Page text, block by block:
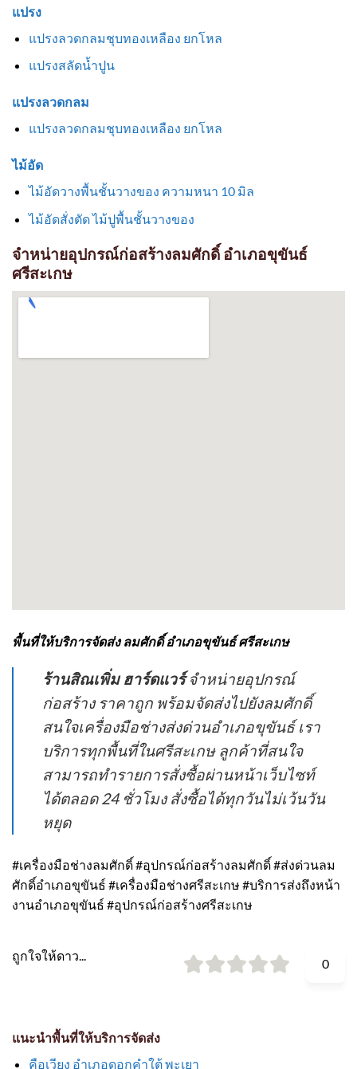
แปรง
แปรงลวดกลมชุบทองเหลือง ยกโหล
แปรงสลัดน้ำปูน
แปรงลวดกลม
แปรงลวดกลมชุบทองเหลือง ยกโหล
ไม้อัด
ไม้อัดวางพื้นชั้นวางของ ความหนา 10 มิล
ไม้อัดสั่งตัด ไม้ปูพื้นชั้นวางของ
จำหน่ายอุปกรณ์ก่อสร้างลมศักดิ์ อำเภอขุขันธ์
ศรีสะเกษ
พื้นที่ให้บริการจัดส่ง ลมศักดิ์ อำเภอขุขันธ์ ศรีสะเกษ
ร้านสิณเพิ่ม ฮาร์ดแวร์จำหน่ายอุปกรณ์
ก่อสร้าง ราคาถูก พร้อมจัดส่งไปยังลมศักดิ์
สนใจเครื่องมือช่างส่งด่วนอำเภอขุขันธ์ เรา
บริการทุกพื้นที่ในศรีสะเกษ ลูกค้าที่สนใจ
สามารถทำรายการสั่งซื้อผ่านหน้าเว็บไซท์
ได้ตลอด 24 ชั่วโมง สั่งซื้อได้ทุกวันไม่เว้นวัน
หยุด
#เครื่องมือช่างลมศักดิ์ #อุปกรณ์ก่อสร้างลมศักดิ์ #ส่งด่วนลม
ศักดิ์อำเภอขุขันธ์ #เครื่องมือช่างศรีสะเกษ #บริการส่งถึงหน้า
งานอำเภอขุขันธ์ #อุปกรณ์ก่อสร้างศรีสะเกษ
ถูกใจให้ดาว...
0
แนะนำพื้นที่ให้บริการจัดส่ง
คือเวียง อำเภอดอกคำใต้ พะเยา